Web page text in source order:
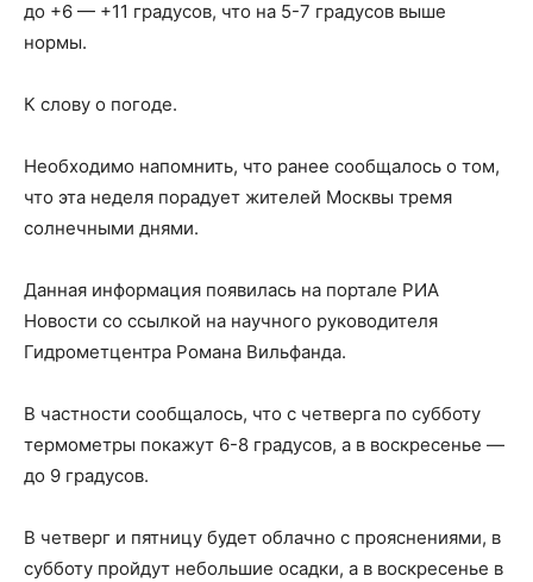
до +6 — +11 градусов, что на 5-7 градусов выше
нормы.
К слову о погоде.
Необходимо напомнить, что ранее сообщалось о том,
что эта неделя порадует жителей Москвы тремя
солнечными днями.
Данная информация появилась на портале РИА
Новости со ссылкой на научного руководителя
Гидрометцентра Романа Вильфанда.
В частности сообщалось, что с четверга по субботу
термометры покажут 6-8 градусов, а в воскресенье —
до 9 градусов.
В четверг и пятницу будет облачно с прояснениями, в
субботу пройдут небольшие осадки, а в воскресенье в